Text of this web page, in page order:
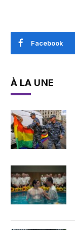
Facebook
À LA UNE